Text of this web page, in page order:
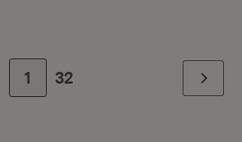
Zur Seite
1 Zur letzten Seite
32 Weiter